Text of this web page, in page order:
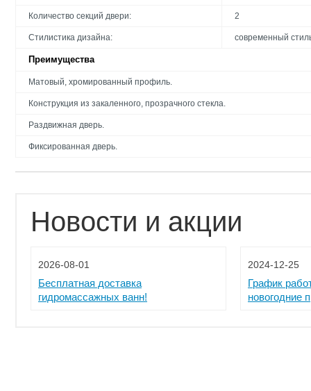
Количество секций двери: 2
Стилистика дизайна: современный
Преимущества
Матовый, хромированный профиль.
Конструкция из закаленного, прозрачного стекла.
Раздвижная дверь.
Фиксированная дверь.
Новости и акции
2026-08-01
Бесплатная доставка
гидромассажных ванн!
2024-12-25
График
новогодние